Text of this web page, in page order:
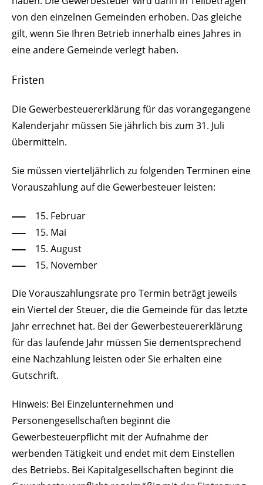
von den einzelnen Gemeinden erhoben. Das gleiche
gilt, wenn Sie Ihren Betrieb innerhalb eines Jahres in
eine andere Gemeinde verlegt haben.
Fristen
Die Gewerbesteuererklärung für das vorangegangene
Kalenderjahr müssen Sie jährlich bis zum 31. Juli
übermitteln.
Sie müssen vierteljährlich zu folgenden Terminen eine
Vorauszahlung auf die Gewerbesteuer leisten:
15. Februar
15. Mai
15. August
15. November
Die Vorauszahlungsrate pro Termin beträgt jeweils
ein Viertel der Steuer, die die Gemeinde für das letzte
Jahr errechnet hat. Bei der Gewerbesteuererklärung
für das laufende Jahr müssen Sie dementsprechend
eine Nachzahlung leisten oder Sie erhalten eine
Gutschrift.
Hinweis: Bei Einzelunternehmen und
Personengesellschaften beginnt die
Gewerbesteuerpflicht mit der Aufnahme der
werbenden Tätigkeit und endet mit dem Einstellen
des Betriebs. Bei Kapitalgesellschaften beginnt die